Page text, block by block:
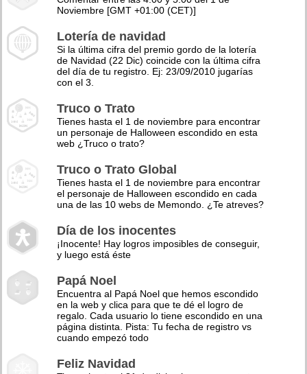
Noviembre [GMT +01:00 (CET)]
Lotería de navidad
Si la última cifra del premio gordo de la lotería
de Navidad (22 Dic) coincide con la última cifra
del día de tu registro. Ej: 23/09/2010 jugarías
con el 3.
Truco o Trato
Tienes hasta el 1 de noviembre para encontrar
un personaje de Halloween escondido en esta
web ¿Truco o trato?
Truco o Trato Global
Tienes hasta el 1 de noviembre para encontrar
el personaje de Halloween escondido en cada
una de las 10 webs de Memondo. ¿Te atreves?
Día de los inocentes
¡Inocente! Hay logros imposibles de conseguir,
y luego está éste
Papá Noel
Encuentra al Papá Noel que hemos escondido
en la web y clica para que te dé el logro de
regalo. Cada usuario lo tiene escondido en una
página distinta. Pista: Tu fecha de registro vs
cuando empezó todo
Feliz Navidad